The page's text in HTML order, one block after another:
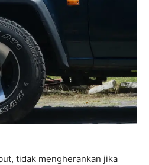
tidak mengherankan jika